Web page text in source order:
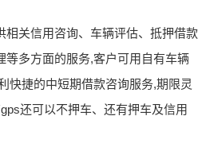
相关信用咨询、车辆评估、抵押借款
等多方面的服务,客户可用自有车辆
快捷的中短期借款咨询服务,期限灵
还可以不押车、还有押车及信用